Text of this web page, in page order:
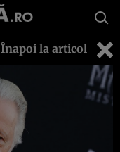
Înapoi la articol